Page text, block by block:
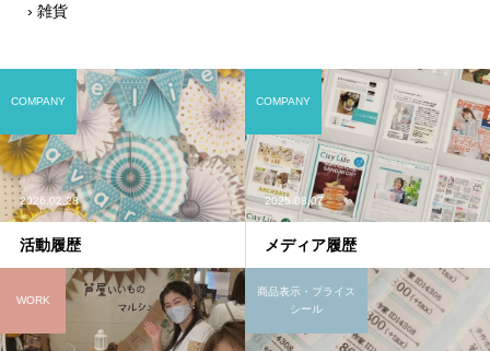
› 雑貨
2026.02.28
活動履歴
COMPANY
2025.08.07
メディア履歴
COMPANY
WORK
商品表示・プライス
シール